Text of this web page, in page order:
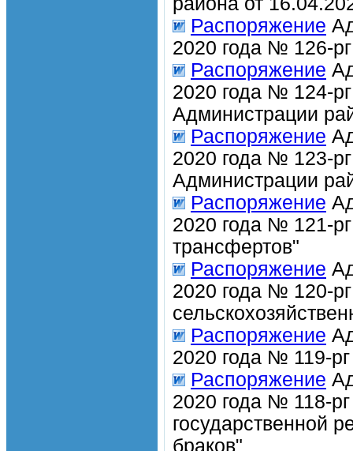
Распоряжение
2020 года № 126-
Распоряжение
2020 года № 124-
Администрации
Распоряжение
2020 года № 123-
Администрации
Распоряжение
2020 года № 121-
трансфертов"
Распоряжение
2020 года № 120-
Распоряжение
2020 года № 119-
Распоряжение
2020 года № 118-
государственной
браков"